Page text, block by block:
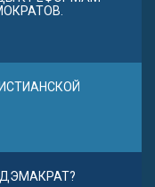
ДЭМАКРАТ?